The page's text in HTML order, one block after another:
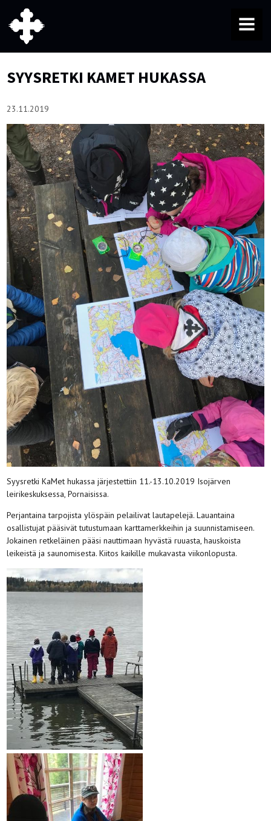
MENU
SYYSRETKI KAMET HUKASSA
23.11.2019
Syysretki KaMet hukassa järjestettiin 11.-13.10.2019 Isojärven
leirikeskuksessa, Pornaisissa.
Perjantaina tarpojista ylöspäin pelailivat lautapelejä. Lauantaina
osallistujat pääsivät tutustumaan karttamerkkeihin ja suunnistamiseen.
Jokainen retkeläinen pääsi nauttimaan hyvästä ruuasta, hauskoista
leikeistä ja saunomisesta. Kiitos kaikille mukavasta viikonlopusta.